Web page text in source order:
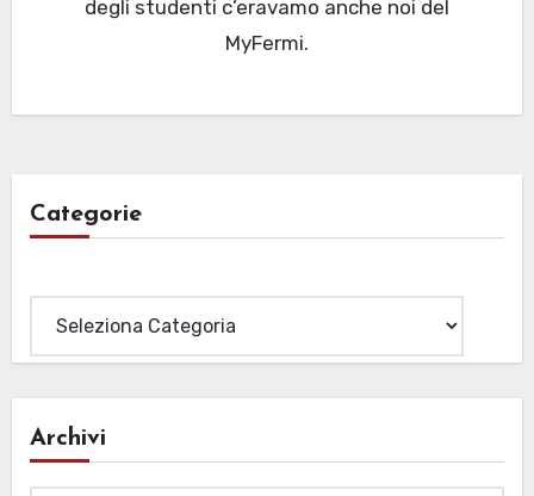
degli studenti c’eravamo anche noi del
MyFermi.
Categorie
Archivi